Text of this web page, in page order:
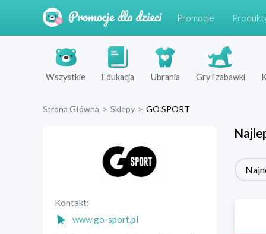
Promocje
Wszystkie Edukacja Ubrania Gry i zabawki
Strona Główna > Sklepy > GO SPORT
Kontakt:
www.go-sport.pl